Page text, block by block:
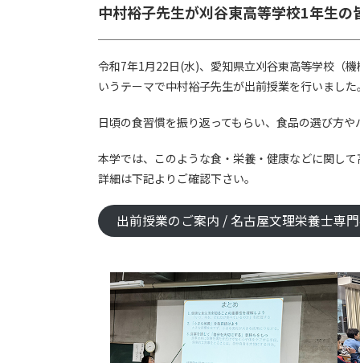
中村裕子先生が刈谷東高等学校1年生
令和7年1月22日(水)、愛知県立刈谷東高等学校（
いうテーマで中村裕子先生が出前授業を行いました
日頃の食習慣を振り返ってもらい、食品の選び方
本学では、このような食・栄養・健康などに関し
詳細は下記よりご確認下さい。
出前授業のご案内 / 名古屋文理栄養士専